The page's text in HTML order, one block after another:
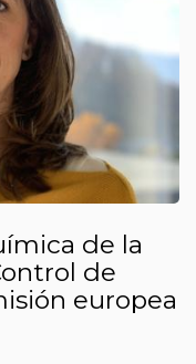
de la
de
europea